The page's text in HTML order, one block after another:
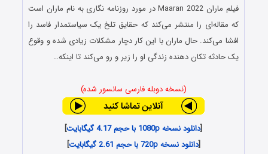
فیلم ماران Maaran 2022 در مورد روزنامه نگاری به نام ماران است
که مقاله‌ای را منتشر می‌کند که حقایق تلخ یک سیاستمدار فاسد را
افشا می‌کند. حال ماران با این کار دچار مشکلات زیادی شده و وقوع
یک حادثه تکان دهنده زندگی او را زیر و رو می‌کند تا اینکه…
(نسخه دوبله فارسی سانسور شده)
[دانلود نسخه 1080p با حجم 4.17 گیگابایت
]
[دانلود نسخه 720p با حجم 2.61 گیگابایت
]